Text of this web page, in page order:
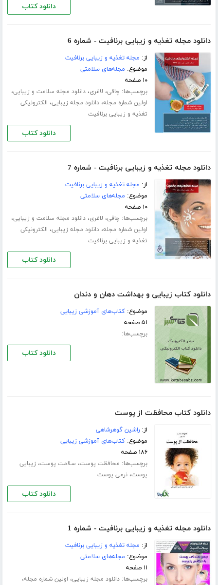
دانلود کتاب
دانلود مجله تغذیه و زیبایی برنافیت - شماره 6
از: مجله تغذیه و زیبایی برنافیت
موضوع: مجله‌های سلامتی
۱۰ صفحه
برچسب‌ها: چاقی، لاغری،دانلود مجله سلامت و زیبایی،
اولین شماره مجله،دانلود مجله زیبایی، الکترونیکی
تغذیه و زیبایی برنافیت
دانلود کتاب
دانلود مجله تغذیه و زیبایی برنافیت - شماره 7
از: مجله تغذیه و زیبایی برنافیت
موضوع: مجله‌های سلامتی
۱۰ صفحه
برچسب‌ها: چاقی، لاغری،دانلود مجله سلامت و زیبایی،
اولین شماره مجله،دانلود مجله زیبایی، الکترونیکی
تغذیه و زیبایی برنافیت
دانلود کتاب
دانلود کتاب زیبایی و بهداشت دهان و دندان
موضوع:کتاب‌های آموزشی زیبایی
۵۱ صفحه
برچسب‌ها:
دانلود کتاب
دانلود کتاب محافظت از پوست
از:راشین گوهرشاهی
موضوع:کتاب‌های آموزشی زیبایی
۱۸۶ صفحه
برچسب‌ها: محافظت پوست، سلامت پوست، زیبایی
پوست،نرمی پوست
دانلود کتاب
دانلود مجله تغذیه و زیبایی برنافیت - شماره 1
از: مجله تغذیه و زیبایی برنافیت
موضوع: مجله‌های سلامتی
۱۱ صفحه
برچسب‌ها:دانلود مجله زیبایی، اولین شماره مجله،